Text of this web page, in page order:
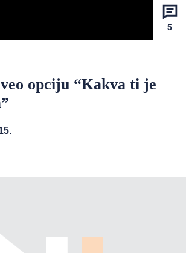
5
opciju “Kakva ti je